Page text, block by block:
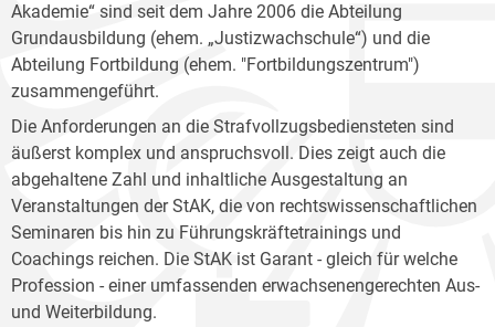
Akademie“ sind seit dem Jahre 2006 die Abteilung
Grundausbildung (ehem. „Justizwachschule“) und die
Abteilung Fortbildung (ehem. "Fortbildungszentrum")
zusammengeführt.
Die Anforderungen an die Strafvollzugsbediensteten sind
äußerst komplex und anspruchsvoll. Dies zeigt auch die
abgehaltene Zahl und inhaltliche Ausgestaltung an
Veranstaltungen der StAK, die von rechtswissenschaftlichen
Seminaren bis hin zu Führungskräftetrainings und
Coachings reichen. Die StAK ist Garant - gleich für welche
Profession - einer umfassenden erwachsenengerechten Aus-
und Weiterbildung.